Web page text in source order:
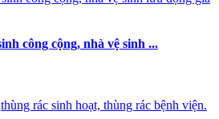
công cộng, nhà vệ sinh ...